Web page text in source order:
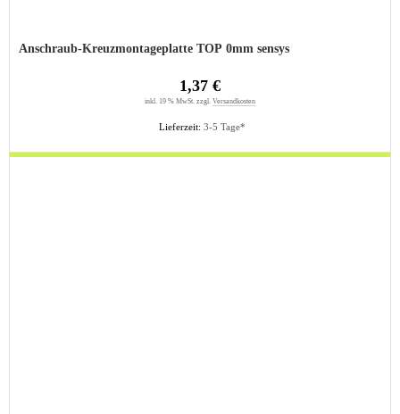
Anschraub-Kreuzmontageplatte TOP 0mm sensys
Lieferzeit: 3-5 Tage*
1,37 €
inkl. 19 % MwSt. zzgl. Versandkosten